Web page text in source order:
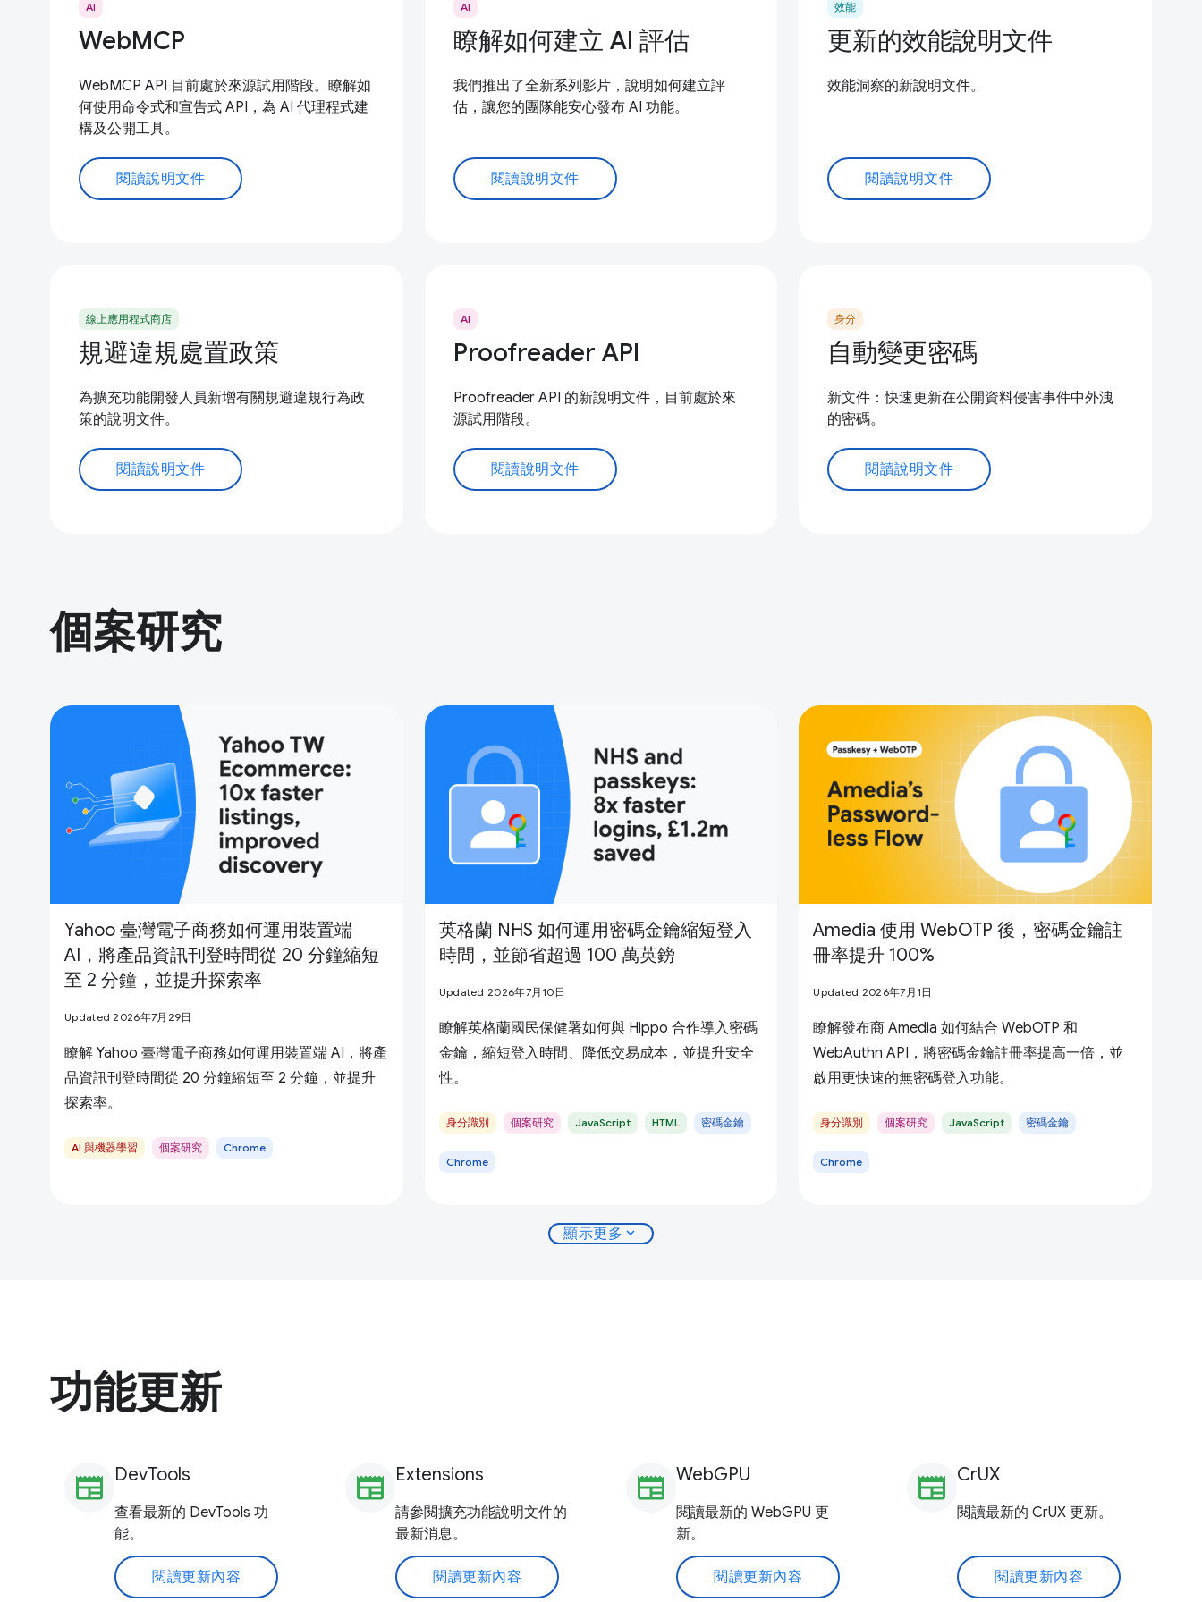
AI
WebMCP
WebMCP API 目前處於來源試用階段。瞭解如
何使用命令式和宣告式 API，為 AI 代理程式建
構及公開工具。
閱讀說明文件
AI
瞭解如何建立 AI 評估
我們推出了全新系列影片，說明如何建立評
估，讓您的團隊能安心發布 AI 功能。
閱讀說明文件
效能
更新的效能說明文件
效能洞察的新說明文件。
閱讀說明文件
線上應用程式商店
規避違規處置政策
為擴充功能開發人員新增有關規避違規行為政
策的說明文件。
閱讀說明文件
AI
Proofreader API
Proofreader API 的新說明文件，目前處於來
源試用階段。
閱讀說明文件
身分
自動變更密碼
新文件：快速更新在公開資料侵害事件中外洩
的密碼。
閱讀說明文件
個案研究
Yahoo 臺灣電子商務如何運用裝置端
AI，將產品資訊刊登時間從 20 分鐘縮短
至 2 分鐘，並提升探索率
Updated 2026年7月29日
瞭解 Yahoo 臺灣電子商務如何運用裝置端 AI，將產
品資訊刊登時間從 20 分鐘縮短至 2 分鐘，並提升
探索率。
AI 與機器學習 個案研究 Chrome
英格蘭 NHS 如何運用密碼金鑰縮短登入
時間，並節省超過 100 萬英鎊
Updated 2026年7月10日
瞭解英格蘭國民保健署如何與 Hippo 合作導入密碼
金鑰，縮短登入時間、降低交易成本，並提升安全
性。
身分識別 個案研究 JavaScript HTML 密碼金鑰
Chrome
Amedia 使用 WebOTP 後，密碼金鑰註
冊率提升 100%
Updated 2026年7月1日
瞭解發布商 Amedia 如何結合 WebOTP 和
WebAuthn API，將密碼金鑰註冊率提高一倍，並
啟用更快速的無密碼登入功能。
身分識別 個案研究 JavaScript 密碼金鑰
Chrome
顯示更多 expand_more
功能更新
newspaper DevTools
查看最新的 DevTools 功
能。
閱讀更新內容
newspaper Extensions
請參閱擴充功能說明文件的
最新消息。
閱讀更新內容
newspaper WebGPU
閱讀最新的 WebGPU 更
新。
閱讀更新內容
newspaper CrUX
閱讀最新的 CrUX 更新。
閱讀更新內容